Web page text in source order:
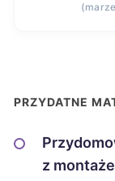
PRZYDATNE
z